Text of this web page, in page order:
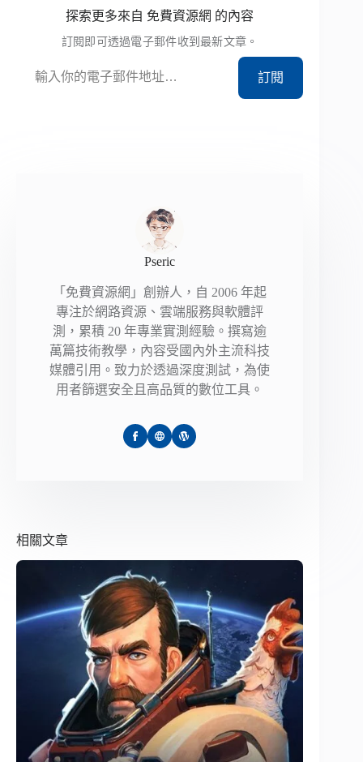
探索更多來自 免費資源網 的內容
訂閱即可透過電子郵件收到最新文章。
訂閱
Pseric
「免費資源網」創辦人，自 2006 年起
專注於網路資源、雲端服務與軟體評
測，累積 20 年專業實測經驗。撰寫逾
萬篇技術教學，內容受國內外主流科技
媒體引用。致力於透過深度測試，為使
用者篩選安全且高品質的數位工具。
相關文章